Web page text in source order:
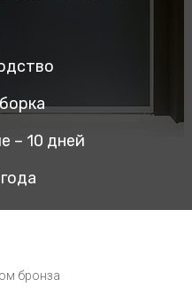
– 10 дней
бронза